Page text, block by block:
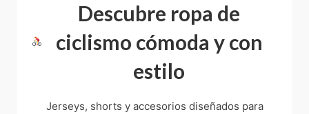
Descubre ropa de
ciclismo cómoda y con
estilo
Jerseys, shorts y accesorios diseñados para